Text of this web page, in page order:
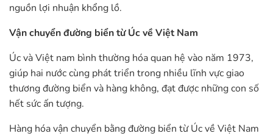
nguồn lợi nhuận khổng lồ.
Vận chuyển đường biển từ Úc về Việt Nam
Úc và Việt nam bình thường hóa quan hệ vào năm 1973,
giúp hai nước cùng phát triển trong nhiều lĩnh vực giao
thương đường biển và hàng không, đạt được những con số
hết sức ấn tượng.
Hàng hóa vận chuyển bằng đường biển từ Úc về Việt Nam